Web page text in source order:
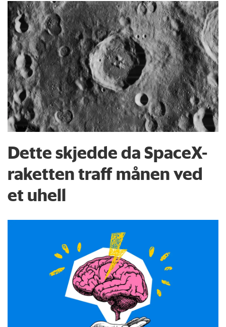
Dette skjedde da SpaceX-
raketten traff månen ved
et uhell